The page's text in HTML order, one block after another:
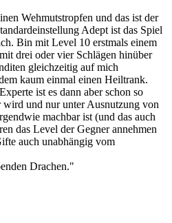
Wehmutstropfen und das ist der
Adept ist das Spiel
Bin mit Level 10 erstmals einem
drei oder vier Schlägen hinüber
gleichzeitig auf mich
kaum einmal einen Heiltrank.
ist es dann aber schon so
wird und nur unter Ausnutzung von
machbar ist (und das auch
das Level der Gegner annehmen
auch unabhängig vom
Drachen."